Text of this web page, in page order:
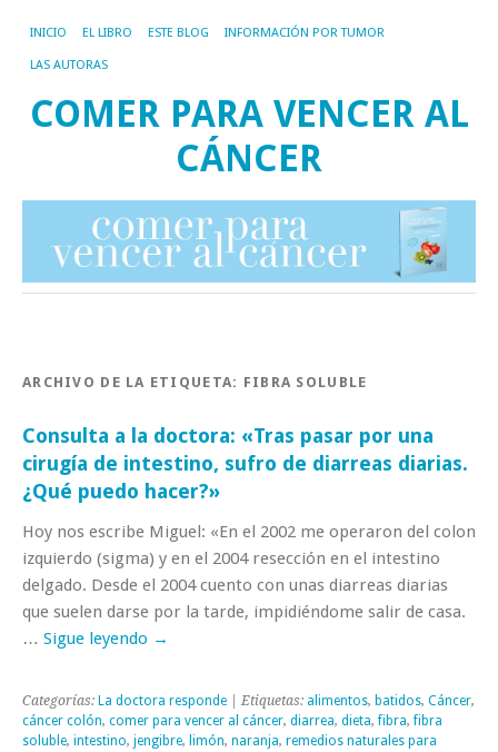
INICIO EL LIBRO ESTE BLOG INFORMACIÓN POR TUMOR
LAS AUTORAS
COMER PARA VENCER AL
CÁNCER
ARCHIVO DE LA ETIQUETA: FIBRA SOLUBLE
Consulta a la doctora: «Tras pasar por una
cirugía de intestino, sufro de diarreas diarias.
¿Qué puedo hacer?»
Hoy nos escribe Miguel: «En el 2002 me operaron del colon
izquierdo (sigma) y en el 2004 resección en el intestino
delgado. Desde el 2004 cuento con unas diarreas diarias
que suelen darse por la tarde, impidiéndome salir de casa.
… Sigue leyendo →
Categorías: La doctora responde | Etiquetas: alimentos, batidos, Cáncer,
cáncer colón, comer para vencer al cáncer, diarrea, dieta,fibra,fibra
soluble, intestino, jengibre, limón, naranja, remedios naturales para